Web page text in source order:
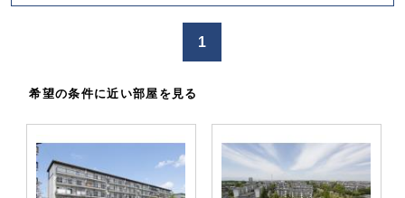
1
希望の条件に近い部屋を見る